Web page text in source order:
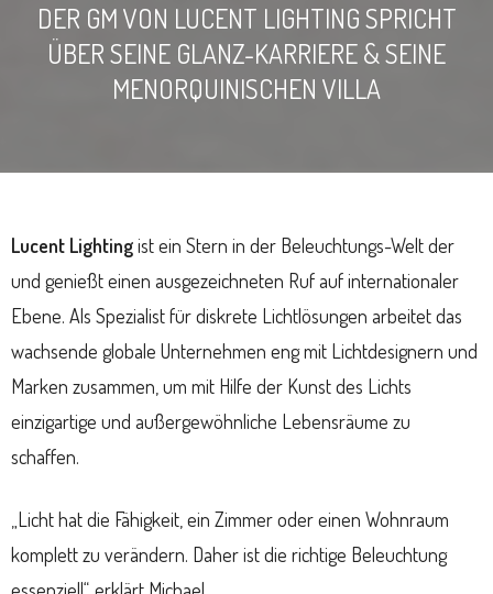
DER GM VON LUCENT LIGHTING SPRICHT
ÜBER SEINE GLANZ-KARRIERE & SEINE
MENORQUINISCHEN VILLA
Lucent Lightingist ein Stern in der Beleuchtungs-Welt der
und genießt einen ausgezeichneten Ruf auf internationaler
Ebene. Als Spezialist für diskrete Lichtlösungen arbeitet das
wachsende globale Unternehmen eng mit Lichtdesignern und
Marken zusammen, um mit Hilfe der Kunst des Lichts
einzigartige und außergewöhnliche Lebensräume zu
schaffen.
„Licht hat die Fähigkeit, ein Zimmer oder einen Wohnraum
komplett zu verändern. Daher ist die richtige Beleuchtung